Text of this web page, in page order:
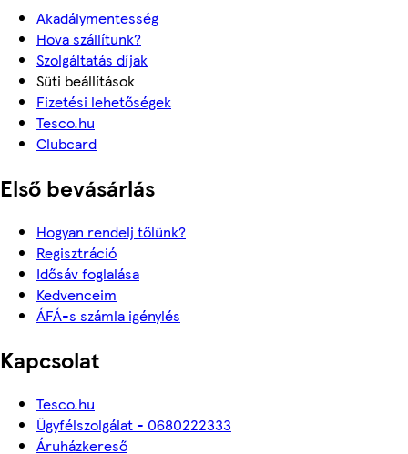
Akadálymentesség
Hova szállítunk?
Szolgáltatás díjak
Süti beállítások
Fizetési lehetőségek
Tesco.hu
Clubcard
Első bevásárlás
Hogyan rendelj tőlünk?
Regisztráció
Idősáv foglalása
Kedvenceim
ÁFÁ-s számla igénylés
Kapcsolat
Tesco.hu
Ügyfélszolgálat - 0680222333
Áruházkereső